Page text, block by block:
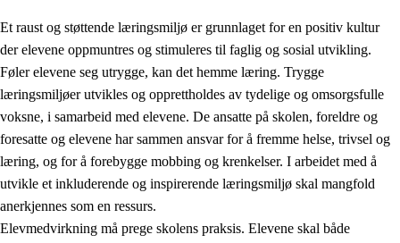
3. Prinsipper for skolens praksis
3.1 Et inkluderende læringsmiljø
Et raust og støttende læringsmiljø er grunnlaget for en positiv kultur
der elevene oppmuntres og stimuleres til faglig og sosial utvikling.
Føler elevene seg utrygge, kan det hemme læring. Trygge
læringsmiljøer utvikles og opprettholdes av tydelige og omsorgsfulle
voksne, i samarbeid med elevene. De ansatte på skolen, foreldre og
foresatte og elevene har sammen ansvar for å fremme helse, trivsel og
læring, og for å forebygge mobbing og krenkelser. I arbeidet med å
utvikle et inkluderende og inspirerende læringsmiljø skal mangfold
anerkjennes som en ressurs.
Elevmedvirkning må prege skolens praksis. Elevene skal både